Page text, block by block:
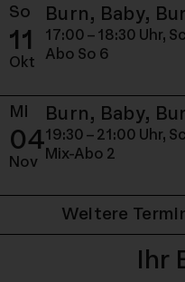
So
11
Okt
Burn, Baby,
17:00 – 18:30 Uhr,
Abo So 6
Mi
04
Nov
Burn, Baby,
19:30 – 21:00 Uhr,
Mix-Abo 2
Weitere
Ihr